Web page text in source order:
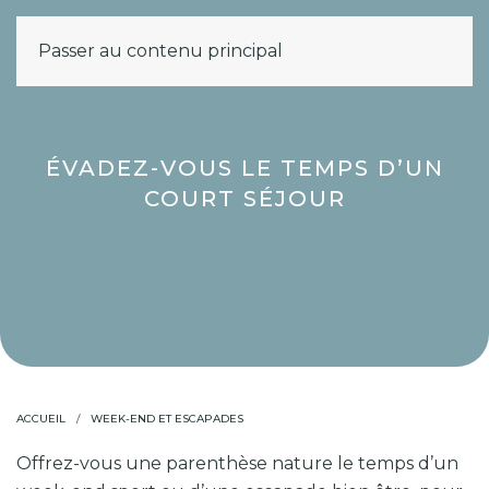
Passer au contenu principal
ÉVADEZ-VOUS LE TEMPS D’UN
COURT SÉJOUR
ACCUEIL WEEK-END ET ESCAPADES
Offrez-vous une parenthèse nature le temps d’un